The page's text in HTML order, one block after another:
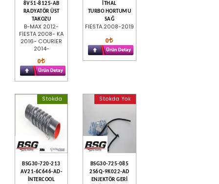
8V51-8125-AB
RADYATÖR ÜST
TAKOZU
B-MAX 2012-
FİESTA 2008- KA
2016- COURİER
2014-
0
İTHAL
TURBO HORTUMU
SAĞ
FIESTA 2008-2019
0
Stokda
BSG30-720-213
AV21-6C646-AD-
İNTERCOOL
Stokda Yok
BSG30-725-085
2S6Q-9K022-AD
ENJEKTÖR GERİ